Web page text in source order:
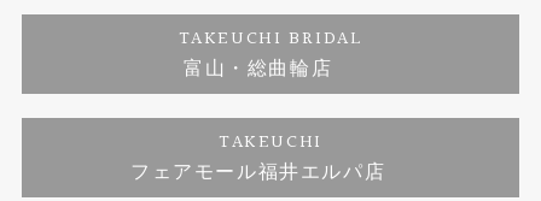
福井工房｜手作り婚約指輪プロポーズプラン
TAKEUCHI BRIDAL
富山・総曲輪店
TAKEUCHI
フェアモール福井エルパ店